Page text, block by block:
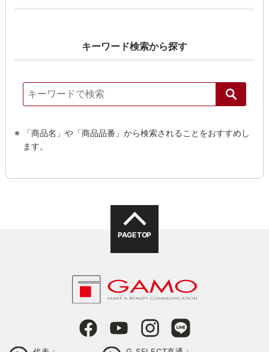
キーワード検索から探す
「商品名」や「商品品番」から検索されることをおすすめし
ます。
PAGE TOP